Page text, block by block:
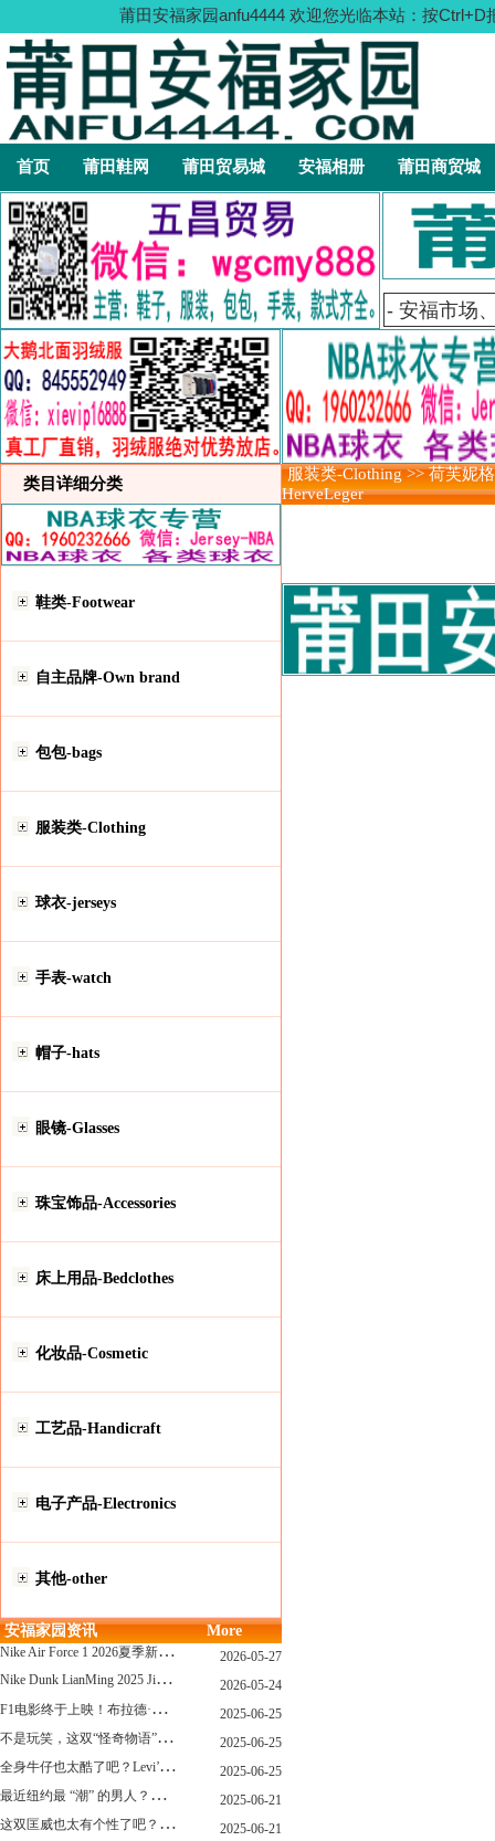
莆田安福家园anfu4444 欢迎您光临本站：按
首页 莆田鞋网 莆田贸易城 安福相册 莆田商贸城
类目详细分类
鞋类-Footwear
自主品牌-Own brand
包包-bags
服装类-Clothing
球衣-jerseys
手表-watch
帽子-hats
眼镜-Glasses
珠宝饰品-Accessories
床上用品-Bedclothes
化妆品-Cosmetic
工艺品-Handicraft
电子产品-Electronics
其他-other
安福家园资讯 More
N
ike Air Force 1 2026夏季新配色惊艳登场！经典鞋型焕发新生！ 2026-05-27
N
ike Dunk LianMing 2025 JingDian XieXing ZaiCi HuiGui 2026-05-24
F
1电影终于上映！布拉德·皮特与汤姆·克鲁斯，时隔31年红毯重逢！ 2025-06-25
不
是玩笑，这双“怪奇物语” x Nike Dunk 本该6年前就发售！ 2025-06-25
全
身牛仔也太酷了吧？Levi’s x Nike 联名三件套来了！ 2025-06-25
最
近纽约最 “潮” 的男人？布拉德·皮特这波时髦变身有点猛 2025-06-21
这
双匡威也太有个性了吧？TOYA HORIUCHI联名登场！ 2025-06-21
服装类-Clothing >> 荷芙妮格
HerveLeger